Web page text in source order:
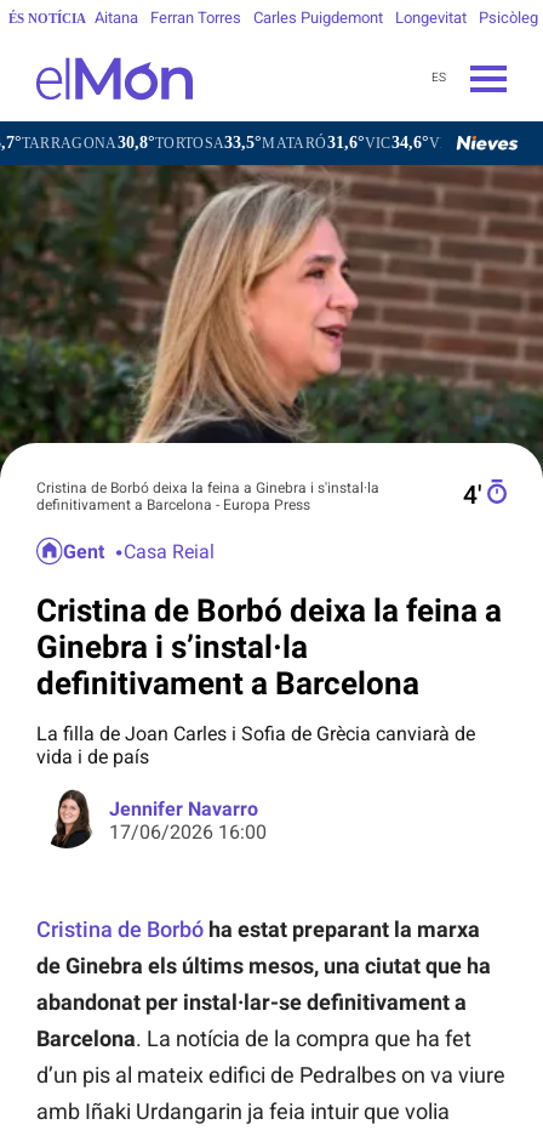
ÉS NOTÍCIA Aitana Ferran Torres Carles Puigdemont Longevitat Psicòleg
ES
30,8°TORTOSA33,5°MATARÓ31,6°VIC34,6°VILAFRANCA DEL PENEDÈS
Cristina de Borbó deixa la feina a Ginebra i s'instal·la
definitivament a Barcelona - Europa Press
4′
Gent Casa Reial
Cristina de Borbó deixa la feina a
Ginebra i s’instal·la
definitivament a Barcelona
La filla de Joan Carles i Sofia de Grècia canviarà de
vida i de país
Jennifer Navarro
17/06/2026 16:00
Cristina de Borbó ha estat preparant la marxa
de Ginebra els últims mesos, una ciutat que ha
abandonat per instal·lar-se definitivament a
Barcelona. La notícia de la compra que ha fet
d’un pis al mateix edifici de Pedralbes on va viure
amb Iñaki Urdangarin ja feia intuir que volia